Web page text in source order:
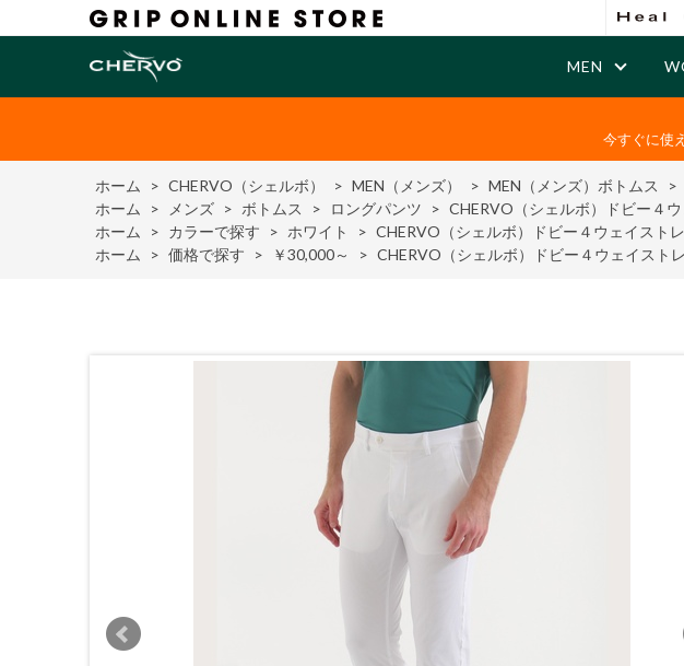
MEN
今すぐに使
ホーム > CHERVO（シェルボ） > MEN（メンズ） > MEN（メンズ）ボトムス >
ホーム
> メンズ > ボトムス > ロングパンツ > CHERVO（シェルボ）ドビー４
ホーム
> カラーで探す > ホワイト > CHERVO（シェルボ）ドビー４ウェイスト
ホーム
> 価格で探す > ￥30,000～ > CHERVO（シェルボ）ドビー４ウェイスト